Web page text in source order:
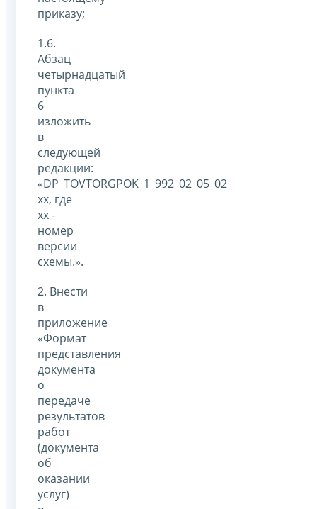
приказу;
1.6.
Абзац
четырнадцатый
пункта
6
изложить
в
следующей
редакции:
«DP_TOVTORGPOK_1_992_02_05_02_
xx, где
xx -
номер
версии
схемы.».
2. Внести
в
приложение
«Формат
представления
документа
о
передаче
результатов
работ
(документа
об
оказании
услуг)